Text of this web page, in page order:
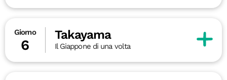
Giorno
6
Takayama
Il Giappone di una volta